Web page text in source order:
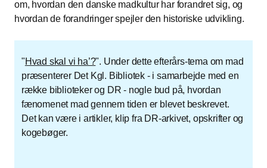
om, hvordan den danske madkultur har forandret sig, og
hvordan de forandringer spejler den historiske udvikling.
"Hvad skal vi ha’?". Under dette efterårs-tema om mad
præsenterer Det Kgl. Bibliotek - i samarbejde med en
række biblioteker og DR - nogle bud på, hvordan
fænomenet mad gennem tiden er blevet beskrevet.
Det kan være i artikler, klip fra DR-arkivet, opskrifter og
kogebøger.